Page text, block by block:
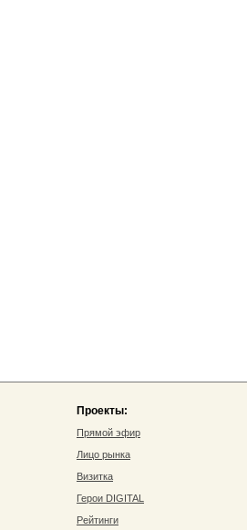
Проекты:
Прямой эфир
Лицо рынка
Визитка
Герои DIGITAL
Рейтинги